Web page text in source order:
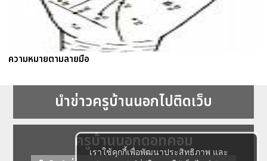
เราใช้คุกกี้เพื่อพัฒนาประสิทธิภาพ และ
ความหมายตามลายมือ
นำข่าวครูบ้านนอกไปติดเว็บ
ครูบ้านนอกดอทคอม